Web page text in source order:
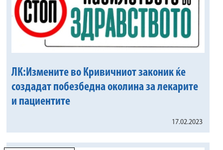
ЛК:Измените во Кривичниот законик ќе
создадат побезбедна околина за лекарите
и пациентите
17.02.2023